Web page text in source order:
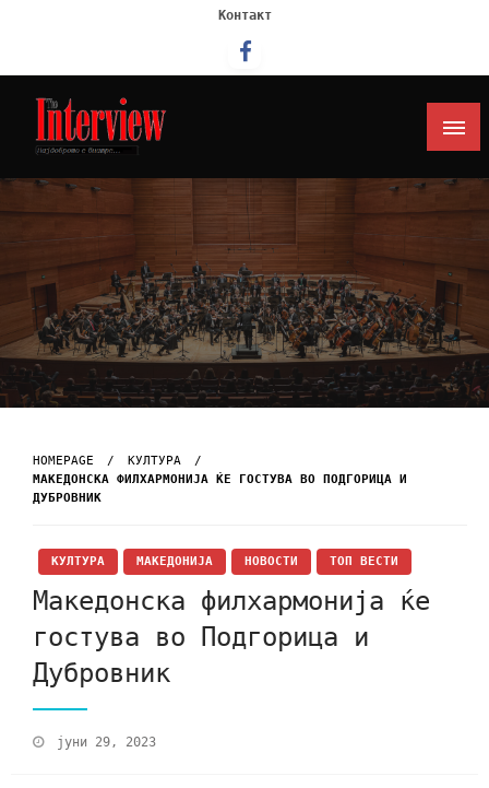
Контакт
Интервју
HOMEPAGE
КУЛТУРА
МАКЕДОНСКА ФИЛХАРМОНИЈА ЌЕ ГОСТУВА ВО ПОДГОРИЦА И
ДУБРОВНИК
КУЛТУРА МАКЕДОНИЈА НОВОСТИ ТОП ВЕСТИ
Македонска филхармонија ќе
гостува во Подгорица и
Дубровник
јуни 29, 2023